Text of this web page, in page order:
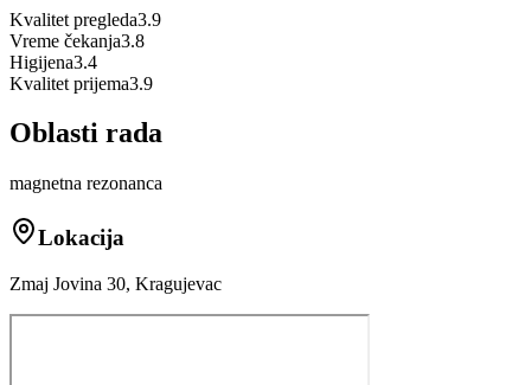
Kvalitet pregleda3.9
Vreme čekanja3.8
Higijena3.4
Kvalitet prijema3.9
Oblasti rada
magnetna rezonanca
Lokacija
Zmaj Jovina 30, Kragujevac